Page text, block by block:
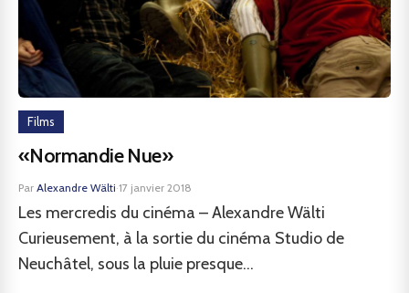
Films
«Normandie Nue»
Par Alexandre Wälti·17 janvier 2018
Les mercredis du cinéma – Alexandre Wälti
Curieusement, à la sortie du cinéma Studio de
Neuchâtel, sous la pluie presque...